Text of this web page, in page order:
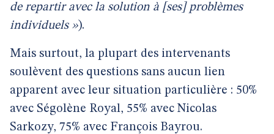
de repartir avec la solution à [ses] problèmes
individuels »).
Mais surtout, la plupart des intervenants
soulèvent des questions sans aucun lien
apparent avec leur situation particulière : 50%
avec Ségolène Royal, 55% avec Nicolas
Sarkozy, 75% avec François Bayrou.